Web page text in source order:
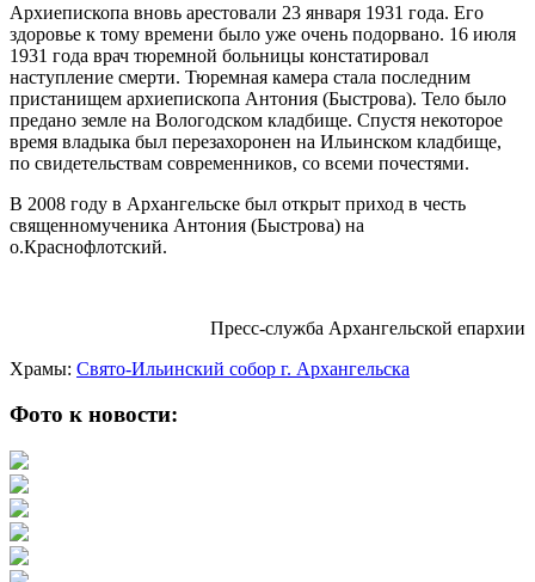
Архиепископа вновь арестовали 23 января 1931 года. Его
здоровье к тому времени было уже очень подорвано. 16 июля
1931 года врач тюремной больницы констатировал
наступление смерти. Тюремная камера стала последним
пристанищем архиепископа Антония (Быстрова). Тело было
предано земле на Вологодском кладбище. Спустя некоторое
время владыка был перезахоронен на Ильинском кладбище,
по свидетельствам современников, со всеми почестями.
В 2008 году в Архангельске был открыт приход в честь
священномученика Антония (Быстрова) на
о.Краснофлотский.
Пресс-служба Архангельской епархии
Храмы: Свято-Ильинский cобор г. Архангельска
Фото к новости: